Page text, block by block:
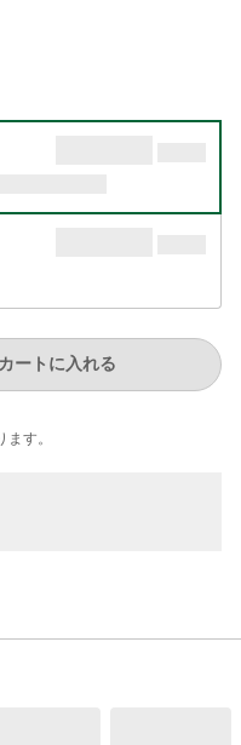
カートに入れる
す。